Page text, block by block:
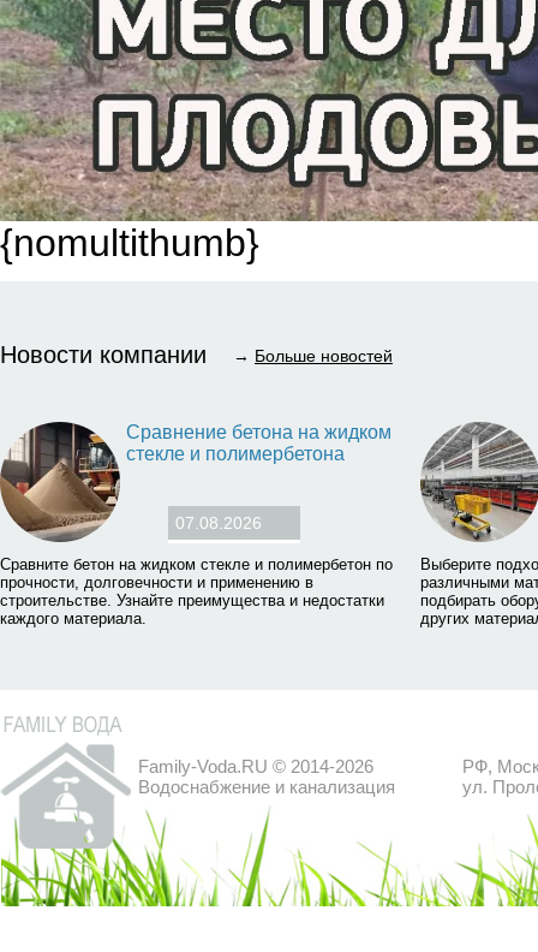
{nomultithumb}
Новости компании → Больше новостей
Сравнение бетона на жидком
стекле и полимербетона
07.08.2026
Сравните бетон на жидком стекле и полимербетон по
прочности, долговечности и применению в
строительстве. Узнайте преимущества и недостатки
каждого материала.
Выберите
различными
подбирать
других
Family-Voda.RU © 2014-2026
Водоснабжение и канализация
РФ,
ул.